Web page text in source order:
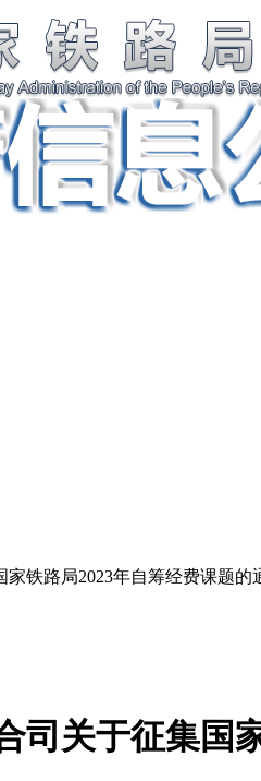
铁路局2023年自筹经费课题的
司关于征集国